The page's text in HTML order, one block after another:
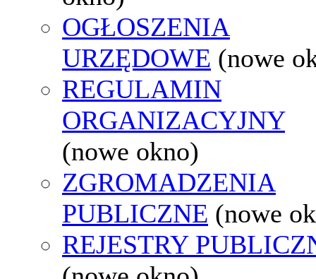
OGŁOSZENIA
URZĘDOWE (nowe
REGULAMIN
ORGANIZACYJNY
(nowe okno)
ZGROMADZENIA
PUBLICZNE (nowe
REJESTRY